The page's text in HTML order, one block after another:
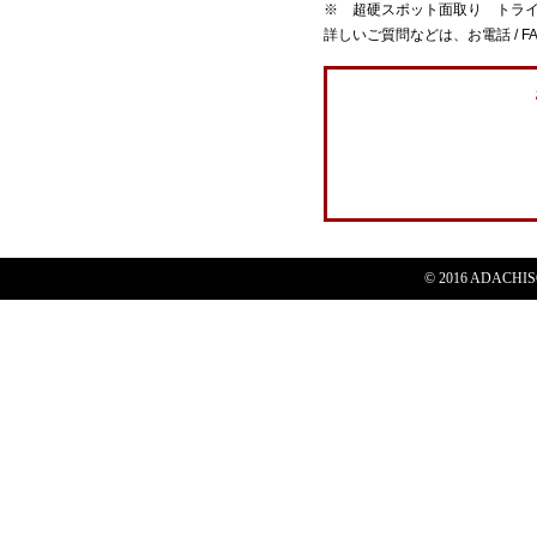
※ 超硬スポット面取り トライ
詳しいご質問などは、お電話 /
© 2016